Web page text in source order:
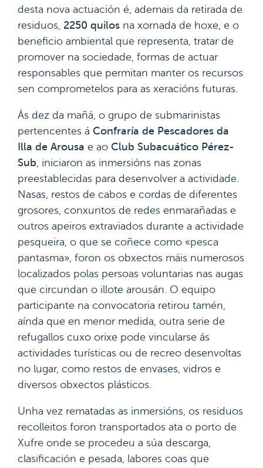
desta nova actuación é, ademais da retirada de
residuos, 2250 quilos na xornada de hoxe, e o
beneficio ambiental que representa, tratar de
promover na sociedade, formas de actuar
responsables que permitan manter os recursos
sen comprometelos para as xeracións futuras.
Ás dez da mañá, o grupo de submarinistas
pertencentes á Confraría de Pescadores da
Illa de Arousa e ao Club Subacuático Pérez-
Sub, iniciaron as inmersións nas zonas
preestablecidas para desenvolver a actividade.
Nasas, restos de cabos e cordas de diferentes
grosores, conxuntos de redes enmarañadas e
outros apeiros extraviados durante a actividade
pesqueira, o que se coñece como «pesca
pantasma», foron os obxectos máis numerosos
localizados polas persoas voluntarias nas augas
que circundan o illote arousán. O equipo
participante na convocatoria retirou tamén,
aínda que en menor medida, outra serie de
refugallos cuxo orixe pode vincularse ás
actividades turísticas ou de recreo desenvoltas
no lugar, como restos de envases, vidros e
diversos obxectos plásticos.
Unha vez rematadas as inmersións, os residuos
recolleitos foron transportados ata o porto de
Xufre onde se procedeu a súa descarga,
clasificación e pesada, labores coas que